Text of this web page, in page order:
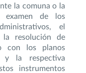
la comuna o la
examen de los
el
la resolución de
con los planos
y la respectiva
instrumentos